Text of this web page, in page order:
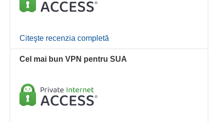
Citeşte recenzia completă
Cel mai bun VPN pentru SUA